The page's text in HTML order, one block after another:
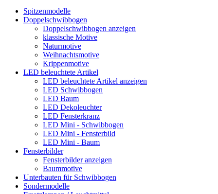
Spitzenmodelle
Doppelschwibbogen
Doppelschwibbogen anzeigen
klassische Motive
Naturmotive
Weihnachtsmotive
Krippenmotive
LED beleuchtete Artikel
LED beleuchtete Artikel anzeigen
LED Schwibbogen
LED Baum
LED Dekoleuchter
LED Fensterkranz
LED Mini - Schwibbogen
LED Mini - Fensterbild
LED Mini - Baum
Fensterbilder
Fensterbilder anzeigen
Baummotive
Unterbauten für Schwibbogen
Sondermodelle